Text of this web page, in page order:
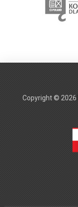
Copyright © 2026